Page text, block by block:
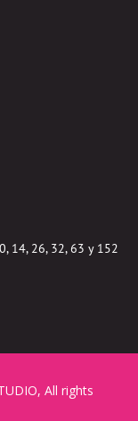
14, 26, 32, 63 y 152
All rights